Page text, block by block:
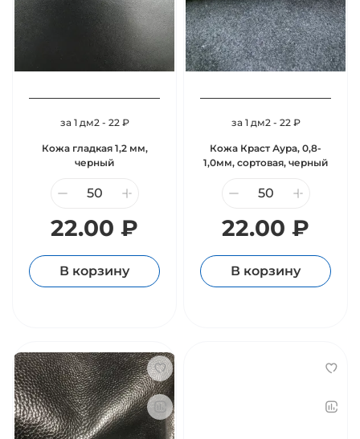
за 1 дм2 - 22 ₽
Кожа гладкая 1,2 мм,
черный
22.00 ₽
В корзину
за 1 дм2 - 22 ₽
Кожа Краст Аура, 0,8-
1,0мм, сортовая, черный
22.00 ₽
В корзину